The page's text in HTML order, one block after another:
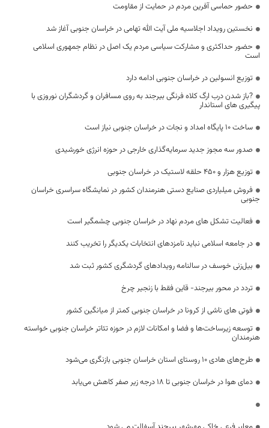
حضور حماسی آفرین مردم در حمایت از مقاومت
نخستین رویداد اجلاسیه ملی آیت الله تهامی در خراسان جنوبی آغاز شد
حضور حداکثری و مشارکت سیاسی مردم یک اصل در نظام جمهوری اسلامی
است
توزیع انسولین در خراسان جنوبی ادامه دارد
?باز شدن درب ارگ کلاه فرنگی بیرجند به روی مسافران و گردشگران نوروزی با
پیگیری های استاندار
ساخت ۱۰ پایگاه امداد و نجات در خراسان جنوبی نیاز است
صدور سه مجوز جدید سرمایه‌گذاری خارجی در حوزه انرژی خورشیدی
توزیع هزار و 450 حلقه لاستیک در خراسان جنوبی
فروش میلیاردی صنایع دستی هنرمندان کشور در نمایشگاه سراسری خراسان
جنوبی
فعالیت تشکل های مردم نهاد در خراسان جنوبی چشمگیر است
در جامعه اسلامی نباید نامزدهای انتخابات یکدیگر را تخریب کنند
بیل‌زنی خوسف در سالنامه رویدادهای گردشگری کشور ثبت شد
تردد در محور بیرجند- قاین فقط با زنجیر چرخ
فوتی های ناشی از کرونا در خراسان جنوبی کمتر از میانگین کشور
توسعه زیرساخت‌ها و فضا و امکانات لازم در حوزه تئاتر خراسان جنوبی خواسته
هنرمندان
طرح‌های هادی ۱۰ روستای استان خراسان جنوبی بازنگری می‌شود
دمای هوا در خراسان جنوبی تا ۱۸ درجه زیر صفر کاهش می‌یابد